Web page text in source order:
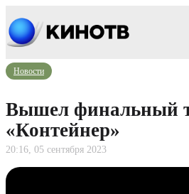
Новости
Вышел финальный
«Контейнер»
20:16, 05 сентября 2023